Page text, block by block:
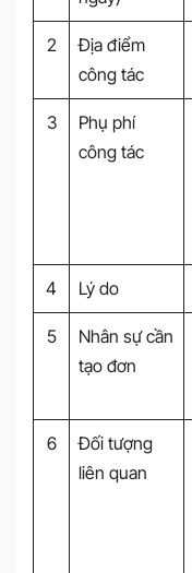
2
Địa điểm
công tác
3
Phụ phí
công tác
4 Lý do
5
Nhân sự cần
tạo đơn
6
Đối tượng
liên quan